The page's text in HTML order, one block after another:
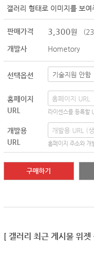
갤러리 형태로 이미지를 보
판매가격 3,300원
개발사 Hometory
선택옵션
홈페이지
URL
라이센스를 등록할
개발용
URL
홈페이지 주소와 개
구매하기
[ 갤러리 최근 게시물 위